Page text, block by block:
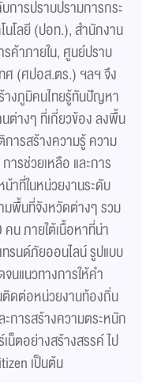
ารปราบปรามการกระ
โลยี (ปอท.), สำนักงาน
าภายใน, ศูนย์ปราบ
ศ (ศปอส.ตร.) ฯลฯ จึง
างภูมิคนไทยรู้ทันปัญหา
ต่างๆ ที่เกี่ยวข้อง ลงพื้น
ารสร้างความรู้ ความ
ารช่วยเหลือ และการ
าที่ในหน่วยงานระดับ
มพื้นที่จังหวัดต่างๆ รวม
น ภายใต้เนื้อหาที่น่า
เทรนด์ภัยออนไลน์ รูปแบบ
นแนวทางการให้คำ
ติดต่อหน่วยงานท้องถิ่น
ะการสร้างความตระหนัก
น็ตอย่างสร้างสรรค์ ไป
เป็นต้น